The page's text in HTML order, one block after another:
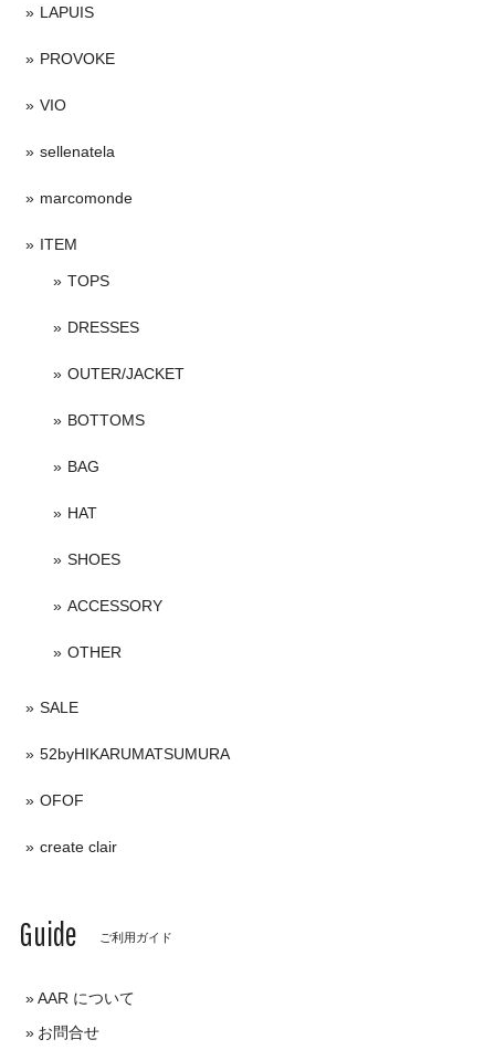
LAPUIS
PROVOKE
VIO
sellenatela
marcomonde
ITEM
TOPS
DRESSES
OUTER/JACKET
BOTTOMS
BAG
HAT
SHOES
ACCESSORY
OTHER
SALE
52byHIKARUMATSUMURA
OFOF
create clair
Guide ご利用ガイド
AAR について
お問合せ